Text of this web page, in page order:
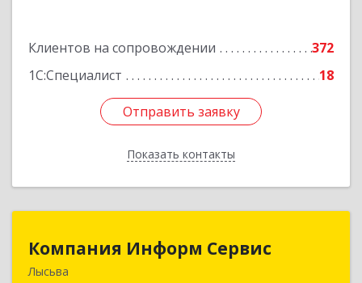
Клиентов на сопровождении
372
1С:Специалист
18
Отправить заявку
Показать контакты
Отправить заявку
Назад
Компания Информ Сервис
Лысьва
Компания Информ Сервис
618909, Пермский край, Лысьва г, Металлистов